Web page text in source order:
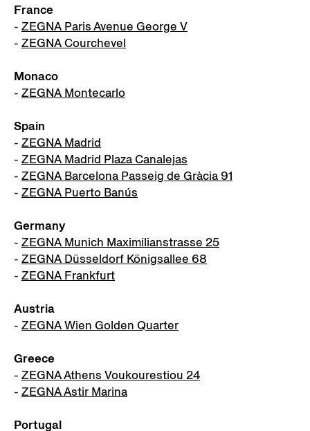
France
- ZEGNA Paris Avenue George V
- ZEGNA Courchevel
Monaco
- ZEGNA Montecarlo
Spain
- ZEGNA Madrid
- ZEGNA Madrid Plaza Canalejas
- ZEGNA Barcelona Passeig de Gràcia 91
- ZEGNA Puerto Banús
Germany
- ZEGNA Munich Maximilianstrasse 25
- ZEGNA Düsseldorf Königsallee 68
- ZEGNA Frankfurt
Austria
- ZEGNA Wien Golden Quarter
Greece
- ZEGNA Athens Voukourestiou 24
- ZEGNA Astir Marina
Portugal